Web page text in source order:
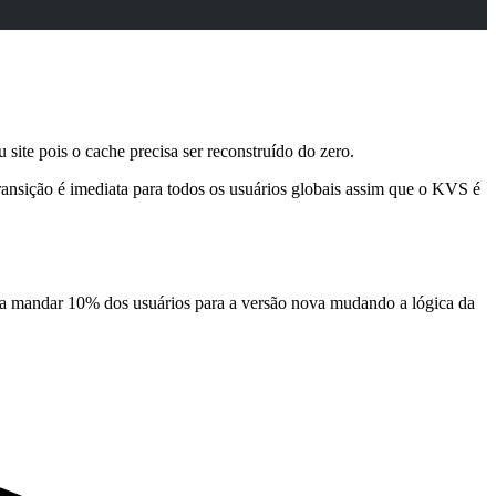
pois o cache precisa ser reconstruído do zero.
é imediata para todos os usuários globais assim que o KVS é
10% dos usuários para a versão nova mudando a lógica da